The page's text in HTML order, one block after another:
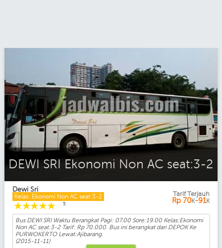
DEWI SRI Ekonomi Non AC seat:3-2
Dewi Sri
Kelas: Ekonomi Non AC seat:3-2
☆
☆
☆
☆
☆ 5
Tarif Terjauh
Rp 70K-91K
Bus DEWI SRI Waktu Berangkat Pagi: 07.00 Sore:19.00 Kelas:Ekonomi
Non AC seat:3-2 Tarif: Rp 70.000. Bus ini berangkat dari DEPOK Ke
PURWOKERTO Lewat:Ajibarang.
(2015-11-11)